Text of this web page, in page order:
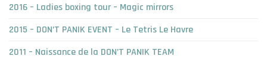
2016 – Ladies boxing tour – Magic mirrors
2015 – DON’T PANIK EVENT – Le Tetris Le Havre
2011 – Naissance de la DON’T PANIK TEAM